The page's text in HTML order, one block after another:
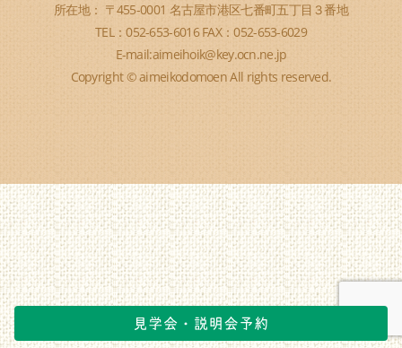
所在地： 〒455-0001 名古屋市港区七番町五丁目３番地
TEL：052-653-6016 FAX：052-653-6029
E-mail:aimeihoik@key.ocn.ne.jp
Copyright © aimeikodomoen All rights reserved.